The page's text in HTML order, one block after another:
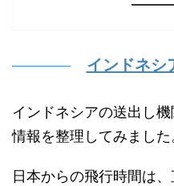
インドネシ
インドネシアの送出し
情報を整理してみました
日本からの飛行時間は